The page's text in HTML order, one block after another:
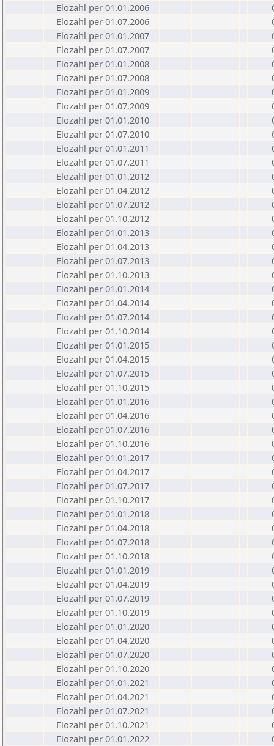
Elozahl per 01.01.2006
Elozahl per 01.07.2006
Elozahl per 01.01.2007
Elozahl per 01.07.2007
Elozahl per 01.01.2008
Elozahl per 01.07.2008
Elozahl per 01.01.2009
Elozahl per 01.07.2009
Elozahl per 01.01.2010
Elozahl per 01.07.2010
Elozahl per 01.01.2011
Elozahl per 01.07.2011
Elozahl per 01.01.2012
Elozahl per 01.04.2012
Elozahl per 01.07.2012
Elozahl per 01.10.2012
Elozahl per 01.01.2013
Elozahl per 01.04.2013
Elozahl per 01.07.2013
Elozahl per 01.10.2013
Elozahl per 01.01.2014
Elozahl per 01.04.2014
Elozahl per 01.07.2014
Elozahl per 01.10.2014
Elozahl per 01.01.2015
Elozahl per 01.04.2015
Elozahl per 01.07.2015
Elozahl per 01.10.2015
Elozahl per 01.01.2016
Elozahl per 01.04.2016
Elozahl per 01.07.2016
Elozahl per 01.10.2016
Elozahl per 01.01.2017
Elozahl per 01.04.2017
Elozahl per 01.07.2017
Elozahl per 01.10.2017
Elozahl per 01.01.2018
Elozahl per 01.04.2018
Elozahl per 01.07.2018
Elozahl per 01.10.2018
Elozahl per 01.01.2019
Elozahl per 01.04.2019
Elozahl per 01.07.2019
Elozahl per 01.10.2019
Elozahl per 01.01.2020
Elozahl per 01.04.2020
Elozahl per 01.07.2020
Elozahl per 01.10.2020
Elozahl per 01.01.2021
Elozahl per 01.04.2021
Elozahl per 01.07.2021
Elozahl per 01.10.2021
Elozahl per 01.01.2022